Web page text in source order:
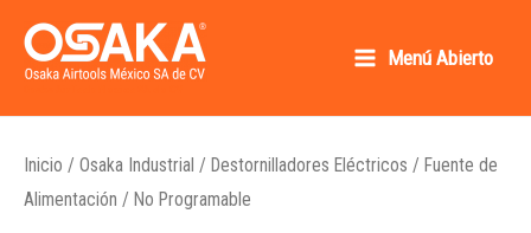
Menú Abierto
Inicio / Osaka Industrial / Destornilladores Eléctricos / Fuente de
Alimentación / No Programable